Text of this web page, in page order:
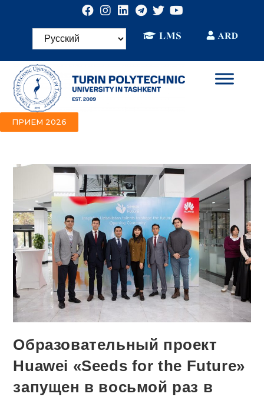
ПРИЕМ 2026
Образовательный проект
Huawei «Seeds for the Future»
запущен в восьмой раз в